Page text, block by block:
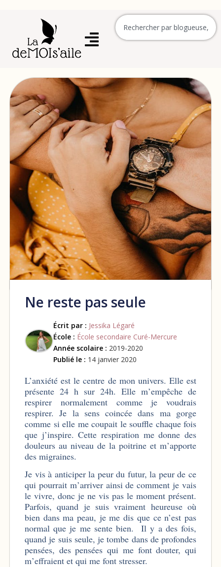
Ne reste pas seule
Écrit par : Jessika Légaré
École : École secondaire Curé-Mercure
Année scolaire : 2019-2020
Publié le : 14 janvier 2020
L’anxiété est le centre de mon univers. Elle est
présente 24 h sur 24h. Elle m’empêche de
respirer normalement comme je voudrais
respirer. Je la sens coincée dans ma gorge
comme si elle me coupait le souffle chaque fois
que j’inspire. Cette respiration me donne des
douleurs au niveau de la poitrine et m’apporte
des migraines.
Je vis à anticiper la peur du futur, la peur de ce
qui pourrait m’arriver ainsi de comment je vais
le vivre, donc je ne vis pas le moment présent.
Parfois, quand je suis vraiment heureuse où
bien dans ma peau, je me dis que ce n’est pas
normal que je me sente bien. Il y a des fois,
quand je suis seule, je tombe dans de profondes
pensées, des pensées qui me font douter, qui
m’effraient et qui me font stresser.